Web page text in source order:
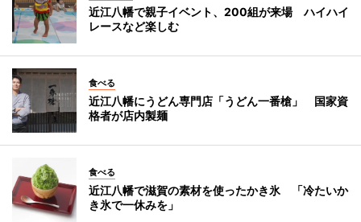
近江八幡で親子イベント、200組が来場 ハイハイ
レースなど楽しむ
食べる
近江八幡にうどん専門店「うどん一番槍」 国家資
格者が店内製麺
食べる
近江八幡で滋賀の素材を使ったかき氷 「冷たいか
き氷で一休みを」